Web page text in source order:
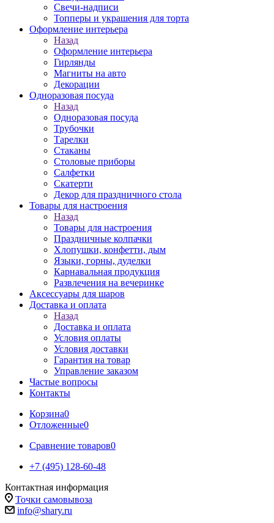
Свечи-надписи
Топперы и украшения для торта
Оформление интерьера
Назад
Оформление интерьера
Гирлянды
Магниты на авто
Декорации
Одноразовая посуда
Назад
Одноразовая посуда
Трубочки
Тарелки
Стаканы
Столовые приборы
Салфетки
Скатерти
Декор для праздничного стола
Товары для настроения
Назад
Товары для настроения
Праздничные колпачки
Хлопушки, конфетти, дым
Языки, горны, дуделки
Карнавальная продукция
Развлечения на вечеринке
Аксессуары для шаров
Доставка и оплата
Назад
Доставка и оплата
Условия оплаты
Условия доставки
Гарантия на товар
Управление заказом
Частые вопросы
Контакты
Корзина0
Отложенные0
Сравнение товаров0
+7 (495) 128-60-48
Контактная информация
Точки самовывоза
info@shary.ru